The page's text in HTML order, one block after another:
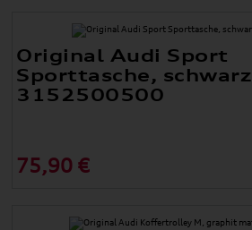
Original Audi Sport
Sporttasche, schwarz
3152500500
75,90 €